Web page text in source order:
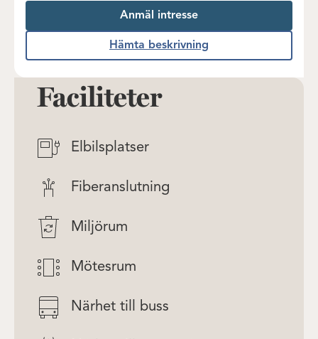
Anmäl intresse
Hämta beskrivning
Faciliteter
Elbilsplatser
Fiberanslutning
Miljörum
Mötesrum
Närhet till buss